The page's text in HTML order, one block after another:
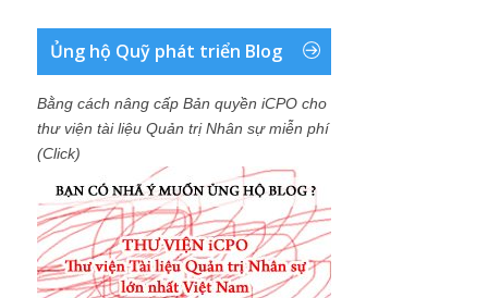
Ủng hộ Quỹ phát triển Blog
Bằng cách nâng cấp Bản quyền iCPO cho
thư viện tài liệu Quản trị Nhân sự miễn phí
(Click)